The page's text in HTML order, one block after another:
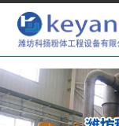
onclick=""